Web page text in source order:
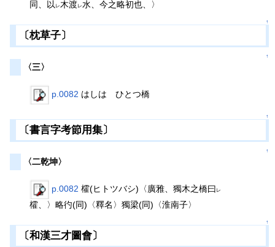
同、以 レ木渡レ水、今之略初也、〉
↑
〔枕草子〕
↑
〈三〉
p.0082 はしは ひとつ橋
↑
〔書言字考節用集〕
↑
〈二乾坤〉
p.0082 㰌(ヒトツバシ)〈廣雅、獨木之橋曰 レ
㰌、〉略彴(同)〈釋名〉獨梁(同)〈淮南子〉
↑
〔和漢三才圖會〕